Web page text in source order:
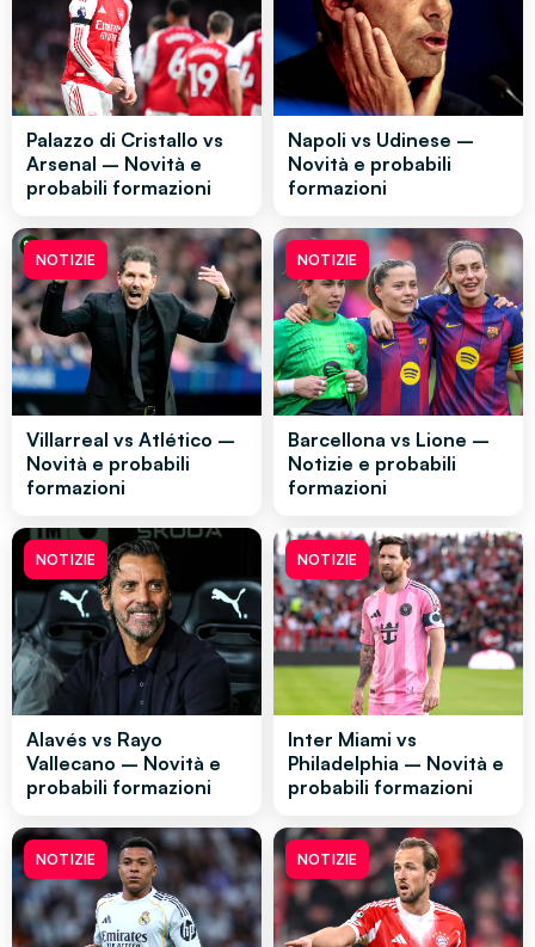
Palazzo di Cristallo vs
Arsenal – Novità e
probabili formazioni
Napoli vs Udinese –
Novità e probabili
formazioni
NOTIZIE
Villarreal vs Atlético –
Novità e probabili
formazioni
NOTIZIE
Barcellona vs Lione –
Notizie e probabili
formazioni
NOTIZIE
Alavés vs Rayo
Vallecano – Novità e
probabili formazioni
NOTIZIE
Inter Miami vs
Philadelphia – Novità e
probabili formazioni
NOTIZIE NOTIZIE